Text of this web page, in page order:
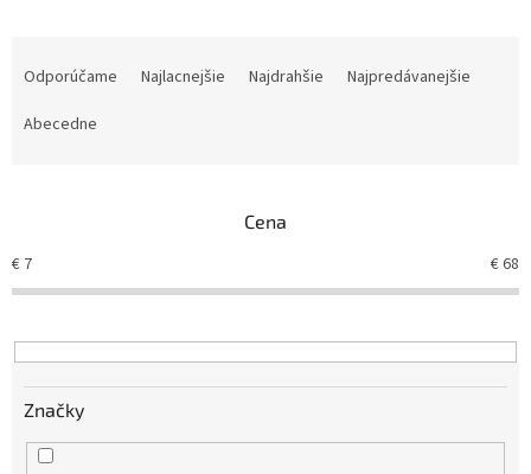
r
o
u
k
Odporúčame Najlacnejšie Najdrahšie
Najpredávanejšie
Abecedne
Cena
€ 7 €68
Značky